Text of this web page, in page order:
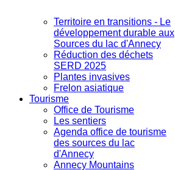
Territoire en transitions - Le
développement durable aux
Sources du lac d'Annecy
Réduction des déchets
SERD 2025
Plantes invasives
Frelon asiatique
Tourisme
Office de Tourisme
Les sentiers
Agenda office de tourisme
des sources du lac
d'Annecy
Annecy Mountains